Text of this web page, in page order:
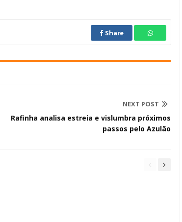
Share
NEXT POST
Rafinha analisa estreia e vislumbra próximos
passos pelo Azulão